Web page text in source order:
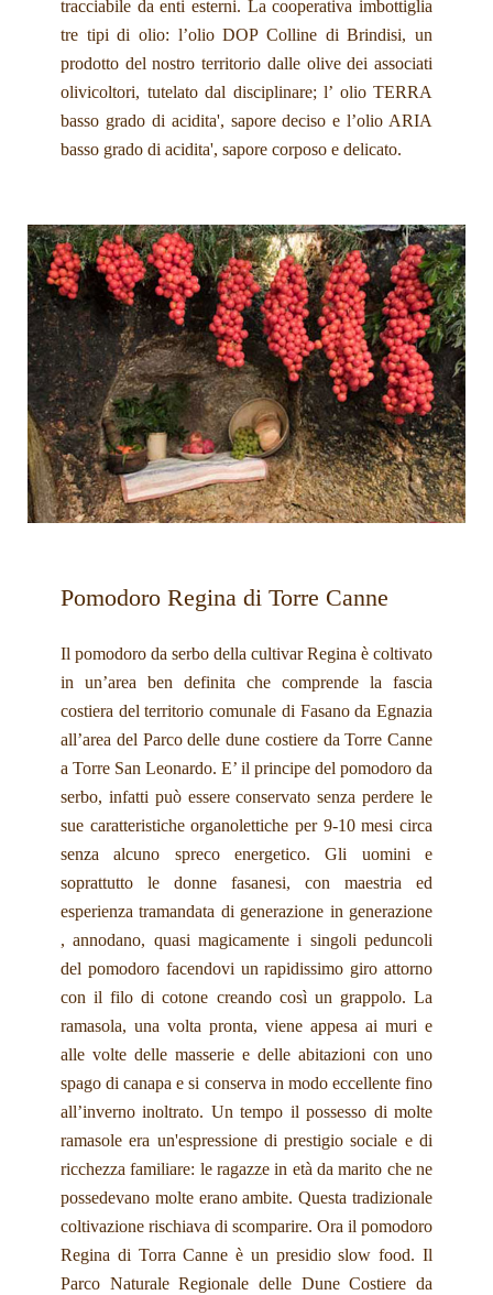
tracciabile da enti esterni. La cooperativa imbottiglia
tre tipi di olio: l’olio DOP Colline di Brindisi, un
prodotto del nostro territorio dalle olive dei associati
olivicoltori, tutelato dal disciplinare; l’ olio TERRA
basso grado di acidita', sapore deciso e l’olio ARIA
basso grado di acidita', sapore corposo e delicato.
Pomodoro Regina di Torre Canne
Il pomodoro da serbo della cultivar Regina è coltivato
in un’area ben definita che comprende la fascia
costiera del territorio comunale di Fasano da Egnazia
all’area del Parco delle dune costiere da Torre Canne
a Torre San Leonardo. E’ il principe del pomodoro da
serbo, infatti può essere conservato senza perdere le
sue caratteristiche organolettiche per 9-10 mesi circa
senza alcuno spreco energetico. Gli uomini e
soprattutto le donne fasanesi, con maestria ed
esperienza tramandata di generazione in generazione
, annodano, quasi magicamente i singoli peduncoli
del pomodoro facendovi un rapidissimo giro attorno
con il filo di cotone creando così un grappolo. La
ramasola, una volta pronta, viene appesa ai muri e
alle volte delle masserie e delle abitazioni con uno
spago di canapa e si conserva in modo eccellente fino
all’inverno inoltrato. Un tempo il possesso di molte
ramasole era un'espressione di prestigio sociale e di
ricchezza familiare: le ragazze in età da marito che ne
possedevano molte erano ambite. Questa tradizionale
coltivazione rischiava di scomparire. Ora il pomodoro
Regina di Torra Canne è un presidio slow food. Il
Parco Naturale Regionale delle Dune Costiere da